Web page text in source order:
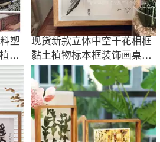
塑
物
现货新款立体中空干花相框
黏土植物标本框装饰画桌面
摆台高级感